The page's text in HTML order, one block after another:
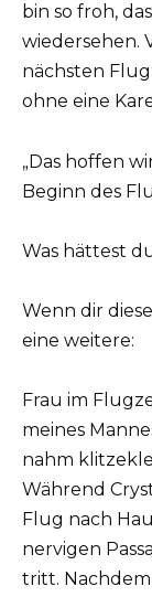
bin so froh,
wiedersehen.
nächsten
ohne eine
„Das hoffen
Beginn des
Was hättest
Wenn dir
eine weitere:
Frau im
meines
nahm
Während
Flug nach
nervigen
tritt.